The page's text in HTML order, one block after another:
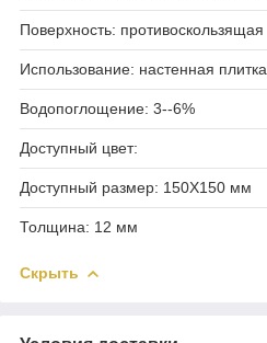
Поверхность: противоскользящая
Использование: настенная плитка
Водопоглощение: 3--6%
Доступный цвет:
Доступный размер: 150X150 мм
Толщина: 12 мм
Скрыть